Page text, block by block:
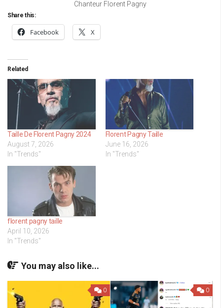
Chanteur Florent Pagny
Share this:
Facebook X
Related
Taille De Florent Pagny 2024
August 7, 2026
In "Trends"
Florent Pagny Taille
June 16, 2026
In "Trends"
florent pagny taille
April 10, 2026
In "Trends"
You may also like...
0 0